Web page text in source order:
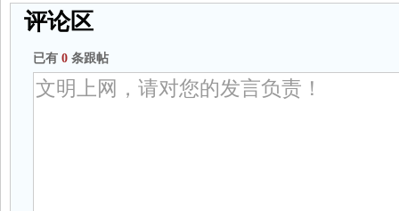
评论区
已有 0 条跟帖